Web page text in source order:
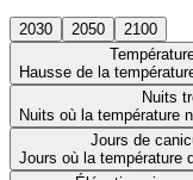
2030 2050
2100
Hausse de la
Nuits
Nuits où la température
Jours de
Jours où la température